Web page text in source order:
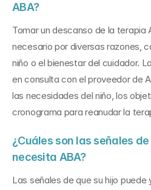
ABA?
Tomar un descanso de la terapia
necesario por diversas razones,
niño o el bienestar del cuidador.
en consulta con el proveedor de
las necesidades del niño, los
cronograma para reanudar la
¿Cuáles son las señales
necesita ABA?
Las señales de que su hijo